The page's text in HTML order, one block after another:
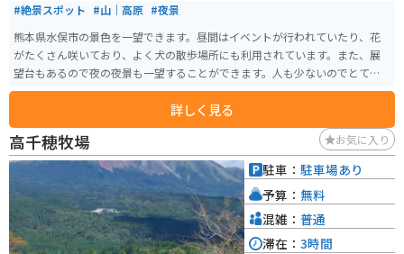
#絶景スポット #山｜高原 #夜景
熊本県水俣市の景色を一望できます。昼間はイベントが行われていたり、花
がたくさん咲いており、よく犬の散歩場所にも利用されています。また、展
望台もあるので夜の夜景も一望することができます。人も少ないのでとても
ゆっくりできます。
詳しく見る
高千穂牧場 お気に入り
駐車： 駐車場あり
予算： 無料
混雑： 普通
滞在： 3時間